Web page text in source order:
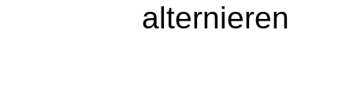
alternieren